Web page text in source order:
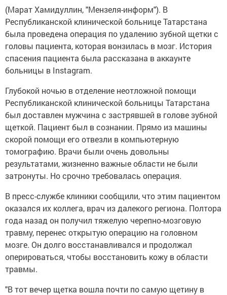
(Марат Хамидуллин, "Мензеля-информ"). В
Республиканской клинической больнице Татарстана
была проведена операция по удалению зубной щетки с
головы пациента, которая вонзилась в мозг. История
спасения пациента была рассказана в аккаунте
больницы в Instagram.
Глубокой ночью в отделение неотложной помощи
Республиканской клинической больницы Татарстана
был доставлен мужчина с застрявшей в голове зубной
щеткой. Пациент был в сознании. Прямо из машины
скорой помощи его отвезли в компьютерную
томографию. Врачи были очень довольны
результатами, жизненно важные области не были
затронуты. Но срочно требовалась операция.
В пресс-службе клиники сообщили, что этим пациентом
оказался их коллега, врач из далекого региона. Полтора
года назад он получил тяжелую черепно-мозговую
травму, перенес открытую операцию на головном
мозге. Он долго восстанавливался и продолжал
оперироваться, чтобы восстановить кожу в области
травмы.
"В тот вечер щетка вошла почти по самую щетину в